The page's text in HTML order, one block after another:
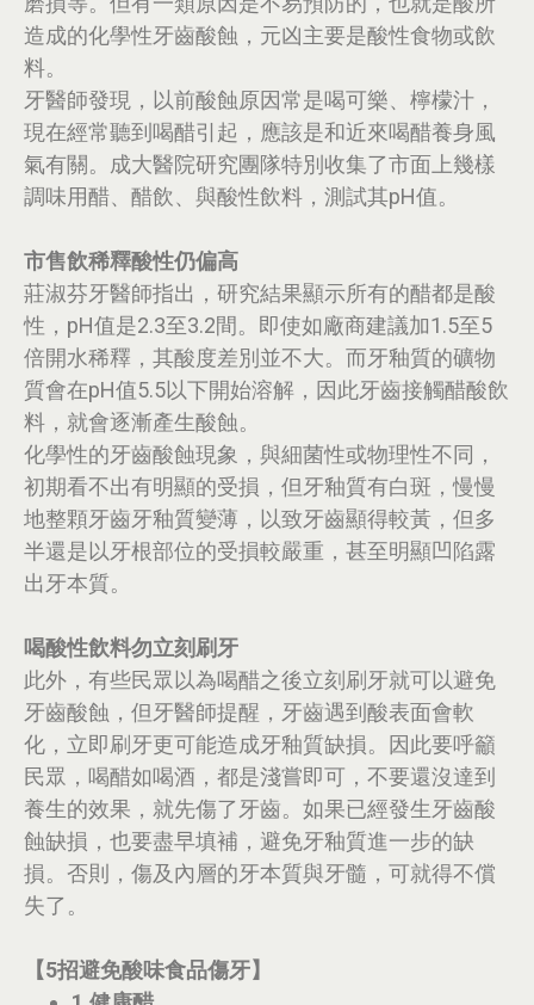
造成的化學性牙齒酸蝕，元凶主要是酸性食物或飲
料。
牙醫師發現，以前酸蝕原因常是喝可樂、檸檬汁，
現在經常聽到喝醋引起，應該是和近來喝醋養身風
氣有關。成大醫院研究團隊特別收集了市面上幾樣
調味用醋、醋飲、與酸性飲料，測試其pH值。
市售飲稀釋酸性仍偏高
莊淑芬牙醫師指出，研究結果顯示所有的醋都是酸
性，pH值是2.3至3.2間。即使如廠商建議加1.5至5
倍開水稀釋，其酸度差別並不大。而牙釉質的礦物
質會在pH值5.5以下開始溶解，因此牙齒接觸醋酸飲
料，就會逐漸產生酸蝕。
化學性的牙齒酸蝕現象，與細菌性或物理性不同，
初期看不出有明顯的受損，但牙釉質有白斑，慢慢
地整顆牙齒牙釉質變薄，以致牙齒顯得較黃，但多
半還是以牙根部位的受損較嚴重，甚至明顯凹陷露
出牙本質。
喝酸性飲料勿立刻刷牙
此外，有些民眾以為喝醋之後立刻刷牙就可以避免
牙齒酸蝕，但牙醫師提醒，牙齒遇到酸表面會軟
化，立即刷牙更可能造成牙釉質缺損。因此要呼籲
民眾，喝醋如喝酒，都是淺嘗即可，不要還沒達到
養生的效果，就先傷了牙齒。如果已經發生牙齒酸
蝕缺損，也要盡早填補，避免牙釉質進一步的缺
損。否則，傷及內層的牙本質與牙髓，可就得不償
失了。
【5招避免酸味食品傷牙】